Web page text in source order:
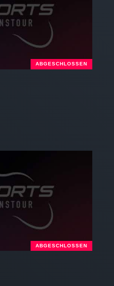
ABGESCHLOSSEN
ABGESCHLOSSEN